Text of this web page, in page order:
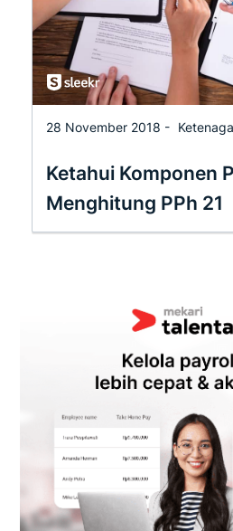
28 November 2018 -
Ketahui Komponen
Menghitung PPh 21